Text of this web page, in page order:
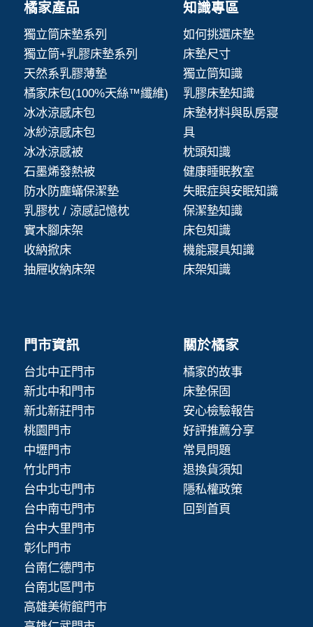
橘家產品
獨立筒床墊系列
獨立筒+乳膠床墊系列
天然系乳膠薄墊
橘家床包(100%天絲™纖維)
冰冰涼感床包
冰紗涼感床包
冰冰涼感被
石墨烯發熱被
防水防塵蟎保潔墊
乳膠枕 / 涼感記憶枕
實木腳床架
收納掀床
抽屜收納床架
知識專區
如何挑選床墊
床墊尺寸
獨立筒知識
乳膠床墊知識
床墊材料與臥房寢
具
枕頭知識
健康睡眠教室
失眠症與安眠知識
保潔墊知識
床包知識
機能寢具知識
床架知識
門市資訊
台北中正門市
新北中和門市
新北新莊門市
桃園門市
中壢門市
竹北門市
台中北屯門市
台中南屯門市
台中大里門市
彰化門市
台南仁德門市
台南北區門市
高雄美術館門市
關於橘家
橘家的故事
床墊保固
安心檢驗報告
好評推薦分享
常見問題
退換貨須知
隱私權政策
回到首頁